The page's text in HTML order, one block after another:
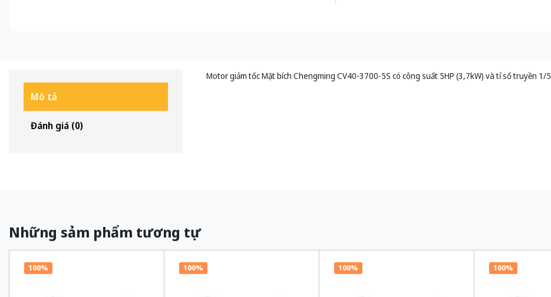
Mô tả
Đánh giá (0)
Motor giảm tốc Mặt bích Chengming CV40-3700-5S có công suất 5HP (3,7kW) và tỉ số truyền 1/5
Những sảm phẩm tương tự
100% 100% 100% 100%